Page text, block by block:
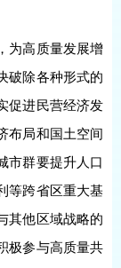
为高质量发展增
破除各种形式的
促进民营经济发
布局和国土空间
市群要提升人口
等跨省区重大基
其他区域战略的
极参与高质量共